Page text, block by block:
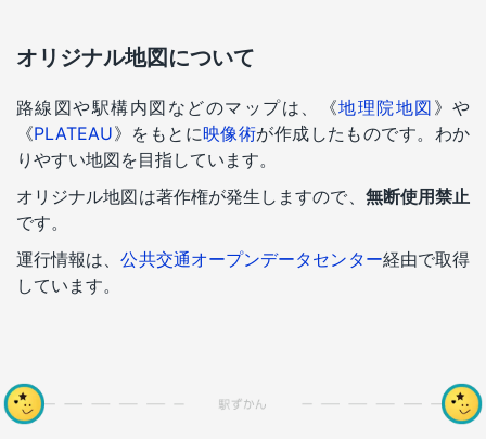
オリジナル地図について
路線図や駅構内図などのマップは、《地理院地図 》や
《PLATEAU》をもとに映像術が作成したものです。わか
りやすい地図を目指しています。
オリジナル地図は著作権が発生しますので、 無断使用禁止
です。
運行情報は、公共交通オープンデータセンター経由で取得
しています。